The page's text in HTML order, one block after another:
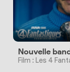
Nouvelle
Film : Les 4